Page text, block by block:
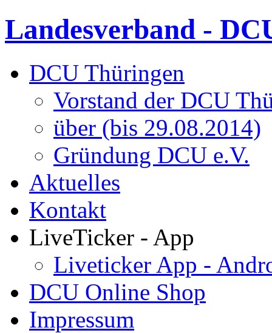
Landesverband -
DCU Thüringen
Vorstand der DCU
über (bis 29.08.2014)
Gründung DCU e.V.
Aktuelles
Kontakt
LiveTicker - App
Liveticker App -
DCU Online Shop
Impressum